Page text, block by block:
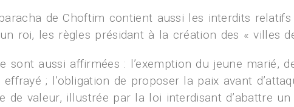
de Choftim contient aussi les interdits
roi, les règles présidant à la création des « villes
sont aussi affirmées : l’exemption du jeune marié,
; l’obligation de proposer la paix avant
de valeur, illustrée par la loi interdisant d’abattre